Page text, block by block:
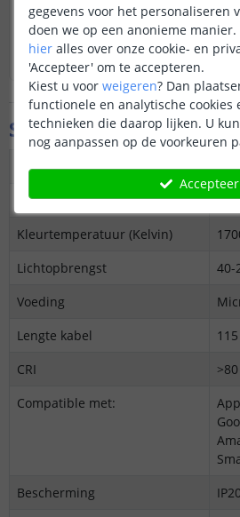
IN WINKELWAGEN
Specificaties
Maximaal verbruik
5
Kleur
Kleurtemperatuur (Kelvin)
Lichtopbrengst
40-
Voeding
Lengte kabel
CRI
>80
Compatible met:
Bescherming
IP20
gegevens voor het personaliseren
doen we op een anonieme manier.
hier alles over onze cookie- en
'Accepteer' om te accepteren.
Kiest u voor weigeren? Dan
functionele en analytische cookies
technieken die daarop lijken. U
nog aanpassen op de voorkeuren
Accepteer